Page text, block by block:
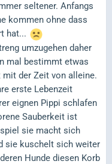
seltener. Anfangs
kommen ohne dass
hat...
umzugehen daher
mal bestimmt etwas
der Zeit von alleine.
erste Lebenzeit
eignen Pippi schlafen
Sauberkeit ist
sie macht sich
sie kuschelt sich weiter
Hunde diesen Korb